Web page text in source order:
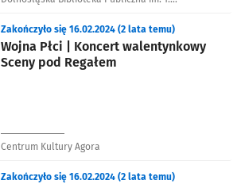
Wojna Płci | Koncert walentynkowy
Sceny pod Regałem
Zakończyło się 16.02.2024 (2 lata temu)
Centrum Kultury Agora
Zakończyło się 16.02.2024 (2 lata temu)